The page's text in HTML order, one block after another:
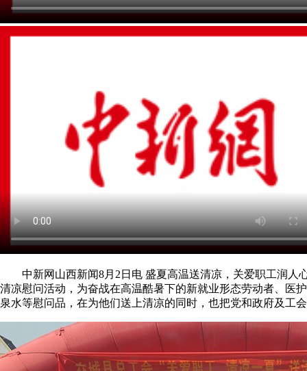
中新网山西新闻8月2日电 盛夏高温送清凉，关爱职工润人
清凉慰问活动，为奋战在高温酷暑下的新就业形态劳动者、医
泉水等慰问品，在为他们送上清凉的同时，也把党和政府及工